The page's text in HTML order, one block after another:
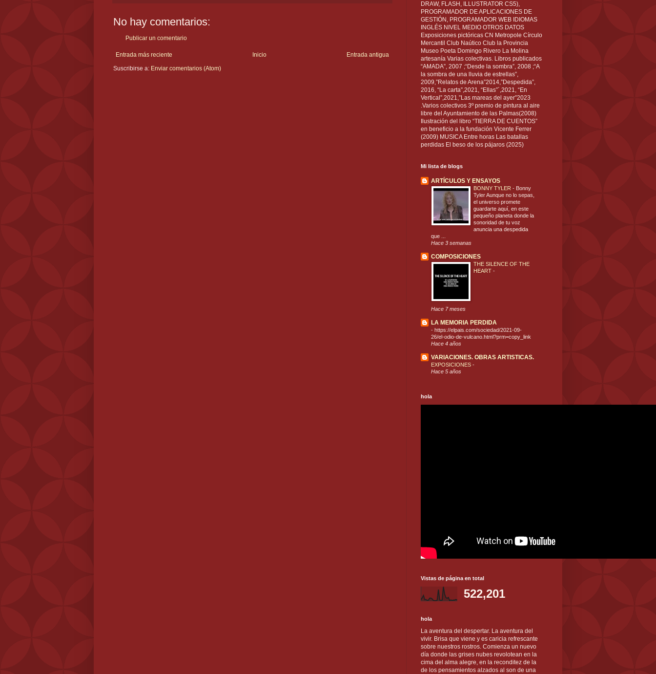
No hay comentarios:
Publicar un comentario
Entrada más reciente Entrada antigua
Inicio
Suscribirse a: Enviar comentarios (Atom)
DRAW, FLASH, ILLUSTRATOR CS5),
PROGRAMADOR DE APLICACIONES DE
GESTIÓN, PROGRAMADOR WEB IDIOMAS
INGLÉS NIVEL MEDIO OTROS DATOS
Exposiciones pictóricas CN Metropole Círculo
Mercantil Club Naútico Club la Provincia
Museo Poeta Domingo Rivero La Molina
artesanía Varias colectivas. Libros publicados
“AMADA”, 2007 ;“Desde la sombra”, 2008 ;“A
la sombra de una lluvia de estrellas”,
2009,”Relatos de Arena”2014,”Despedida”,
2016, “La carta”,2021, “Ellas”´,2021, “En
Vertical”,2021,”Las mareas del ayer”2023
.Varios colectivos 3º premio de pintura al aire
libre del Ayuntamiento de las Palmas(2008)
Ilustración del libro “TIERRA DE CUENTOS”
en beneficio a la fundación Vicente Ferrer
(2009) MUSICA Entre horas Las batallas
perdidas El beso de los pájaros (2025)
Mi lista de blogs
ARTÍCULOS Y ENSAYOS
BONNY TYLER - Bonny
Tyler Aunque no lo sepas,
el universo promete
guardarte aquí, en este
pequeño planeta donde la
sonoridad de tu voz
anuncia una despedida
que ...
Hace 3 semanas
COMPOSICIONES
THE SILENCE OF THE
HEART -
Hace 7 meses
LA MEMORIA PERDIDA
- https://elpais.com/sociedad/2021-09-
26/el-odio-de-vulcano.html?prm=copy_link
Hace 4 años
VARIACIONES. OBRAS ARTISTICAS.
EXPOSICIONES -
Hace 5 años
hola
Vistas de página en total
522,201
hola
La aventura del despertar. La aventura del
vivir. Brisa que viene y es caricia refrescante
sobre nuestros rostros. Comienza un nuevo
día donde las grises nubes revolotean en la
cima del alma alegre, en la reconditez de la
de los pensamientos alzados al son de una